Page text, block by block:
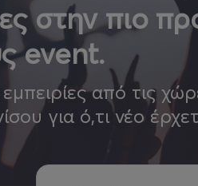
στην πιο
event.
από τις
για ό,τι νέο